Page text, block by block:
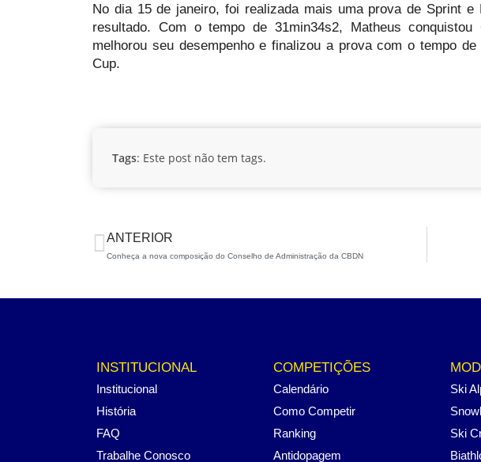
No dia 15 de janeiro, foi realizada mais uma prova de Sprint e
resultado. Com o tempo de 31min34s2, Matheus
melhorou seu desempenho e finalizou a prova com o tempo
Cup.
Tags: Este post não tem tags.
ANTERIOR
Conheça a nova composição do Conselho de Administração da CBDN
INSTITUCIONAL
Institucional
História
FAQ
Trabalhe Conosco
COMPETIÇÕES
Calendário
Como Competir
Ranking
Antidopagem
Ski
Ski